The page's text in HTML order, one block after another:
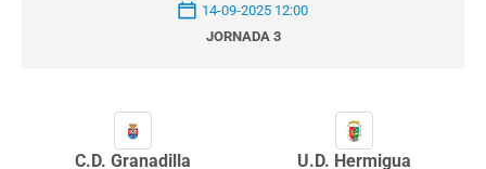
14-09-2025 12:00
JORNADA 3
C.D. Granadilla U.D. Hermigua